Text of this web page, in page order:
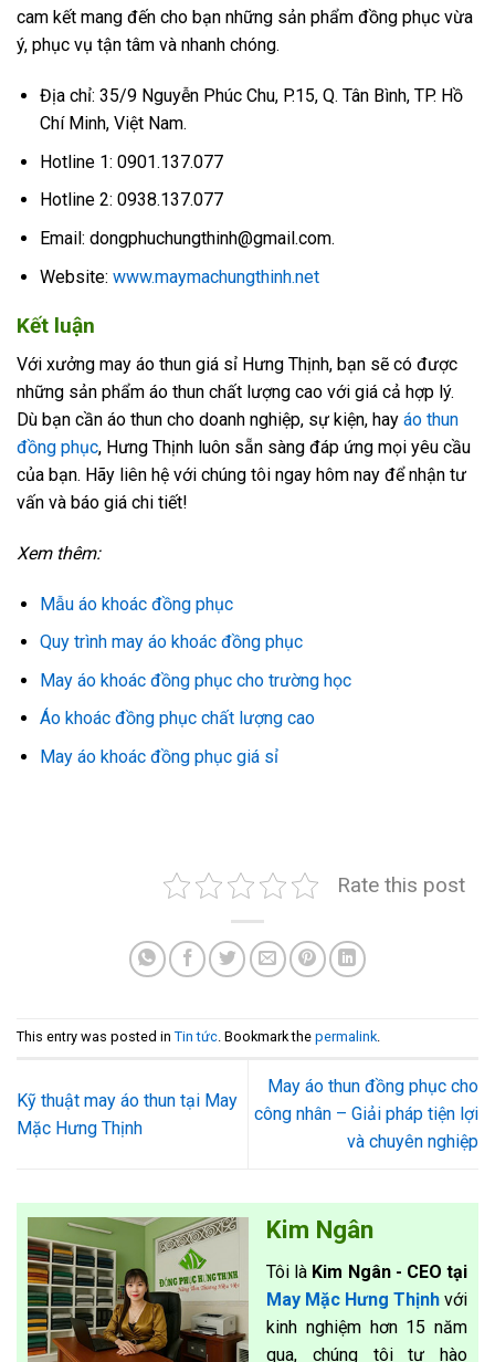
cam kết mang đến cho bạn những sản phẩm đồng phục vừa
ý, phục vụ tận tâm và nhanh chóng.
Địa chỉ: 35/9 Nguyễn Phúc Chu, P.15, Q. Tân Bình, TP. Hồ
Chí Minh, Việt Nam.
Hotline 1: 0901.137.077
Hotline 2: 0938.137.077
Email: dongphuchungthinh@gmail.com.
Website: www.maymachungthinh.net
Kết luận
Với xưởng may áo thun giá sỉ Hưng Thịnh, bạn sẽ có được
những sản phẩm áo thun chất lượng cao với giá cả hợp lý.
Dù bạn cần áo thun cho doanh nghiệp, sự kiện, hay áo thun
đồng phục, Hưng Thịnh luôn sẵn sàng đáp ứng mọi yêu cầu
của bạn. Hãy liên hệ với chúng tôi ngay hôm nay để nhận tư
vấn và báo giá chi tiết!
Xem thêm:
Mẫu áo khoác đồng phục
Quy trình may áo khoác đồng phục
May áo khoác đồng phục cho trường học
Áo khoác đồng phục chất lượng cao
May áo khoác đồng phục giá sỉ
Rate this post
This entry was posted in Tin tức. Bookmark the permalink.
Kỹ thuật may áo thun tại May
Mặc Hưng Thịnh
May áo thun đồng phục cho
công nhân – Giải pháp tiện lợi
và chuyên nghiệp
Kim Ngân
Tôi là Kim Ngân - CEO tại
May Mặc Hưng Thịnh với
kinh nghiệm hơn 15 năm
qua, chúng tôi tự hào